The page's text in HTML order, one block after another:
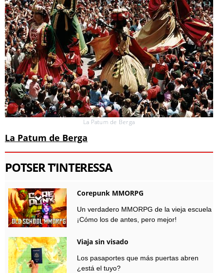
La Patum de Berga
La Patum de Berga
POTSER T’INTERESSA
Corepunk MMORPG
Un verdadero MMORPG de la vieja escuela
¡Cómo los de antes, pero mejor!
Viaja sin visado
Los pasaportes que más puertas abren
¿está el tuyo?